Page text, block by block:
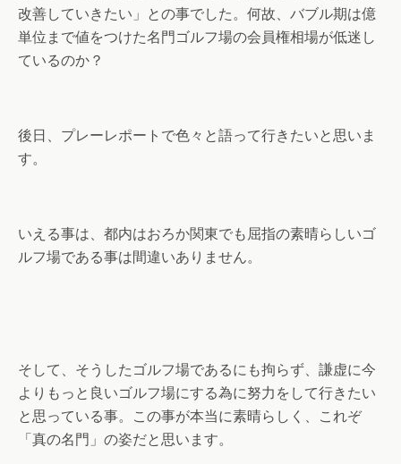
改善していきたい」との事でした。何故、バブル期は億
単位まで値をつけた名門ゴルフ場の会員権相場が低迷し
ているのか？
後日、プレーレポートで色々と語って行きたいと思いま
す。
いえる事は、都内はおろか関東でも屈指の素晴らしいゴ
ルフ場である事は間違いありません。
そして、そうしたゴルフ場であるにも拘らず、謙虚に今
よりもっと良いゴルフ場にする為に努力をして行きたい
と思っている事。この事が本当に素晴らしく、これぞ
「真の名門」の姿だと思います。